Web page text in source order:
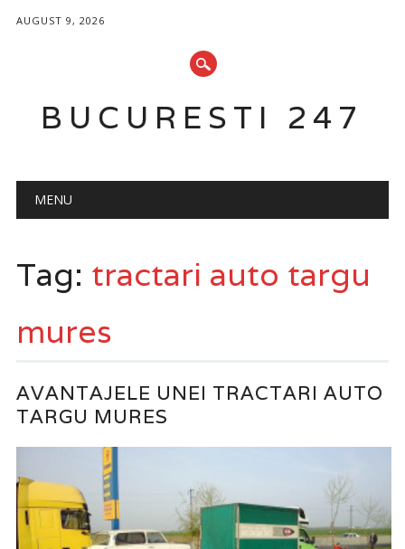
AUGUST 9, 2026
BUCURESTI 247
Main menu
MENU
Tag: tractari auto targu
mures
AVANTAJELE UNEI TRACTARI AUTO
TARGU MURES